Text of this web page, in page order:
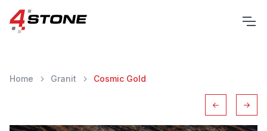
Home Granit Cosmic Gold